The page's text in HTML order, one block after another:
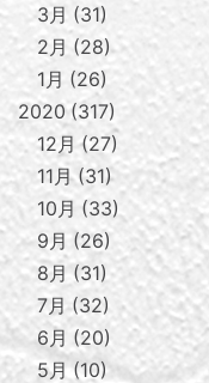
3月
31
2月
28
1月
26
2020 317
12月
27
11月 31
10月
33
9月
26
8月
31
7月
32
6月
20
5月 10